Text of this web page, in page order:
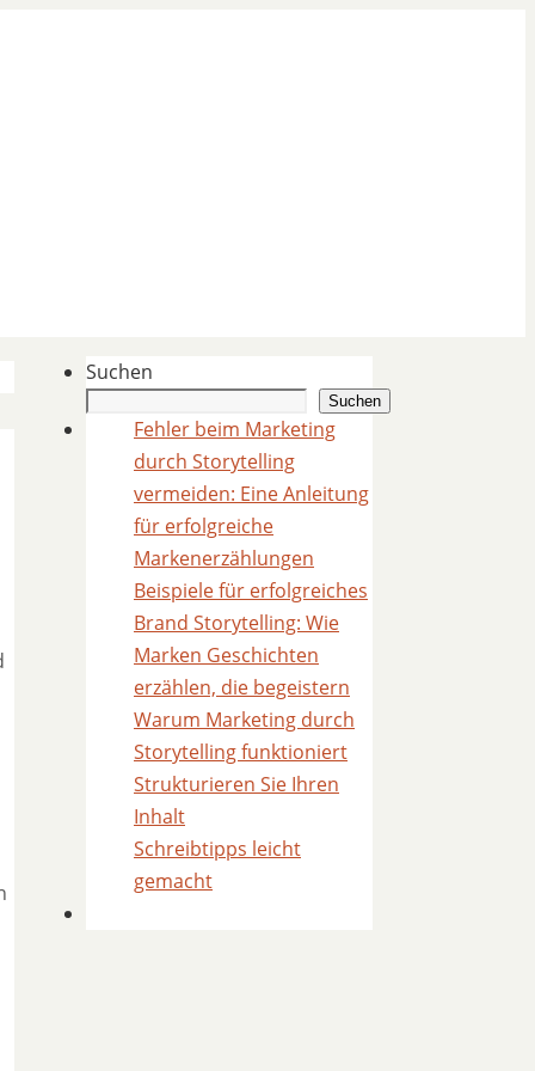
Suchen
Suchen
Fehler beim Marketing
durch Storytelling
vermeiden: Eine Anleitung
für erfolgreiche
Markenerzählungen
Beispiele für erfolgreiches
Brand Storytelling: Wie
Marken Geschichten
erzählen, die begeistern
Warum Marketing durch
Storytelling funktioniert
Strukturieren Sie Ihren
Inhalt
Schreibtipps leicht
gemacht